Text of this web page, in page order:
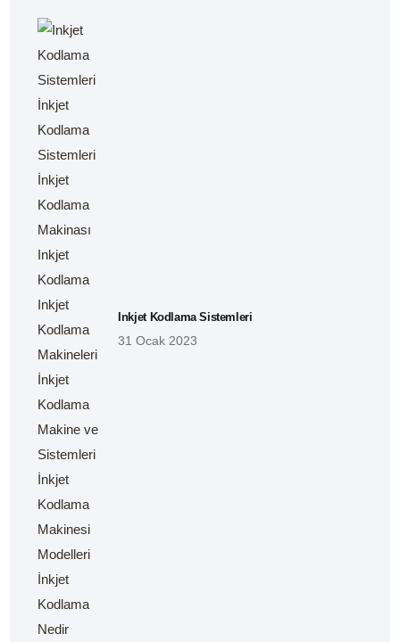
Inkjet Kodlama Sistemleri
31 Ocak 2023